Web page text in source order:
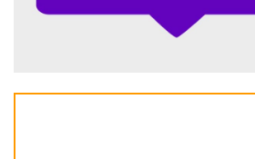
"Yuventus" PSJ-nin qapıçısını